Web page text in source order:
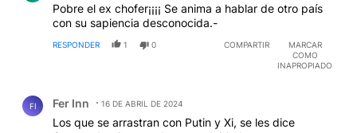
Pobre el ex chofer¡¡¡¡ Se anima a hablar de otro país
con su sapiencia desconocida.-
RESPONDER 1 0 COMPARTIR
MARCAR
COMO
INAPROPIADO
FI Fer Inn 16 DE ABRIL DE 2024
Los que se arrastran con Putin y Xi, se les dice